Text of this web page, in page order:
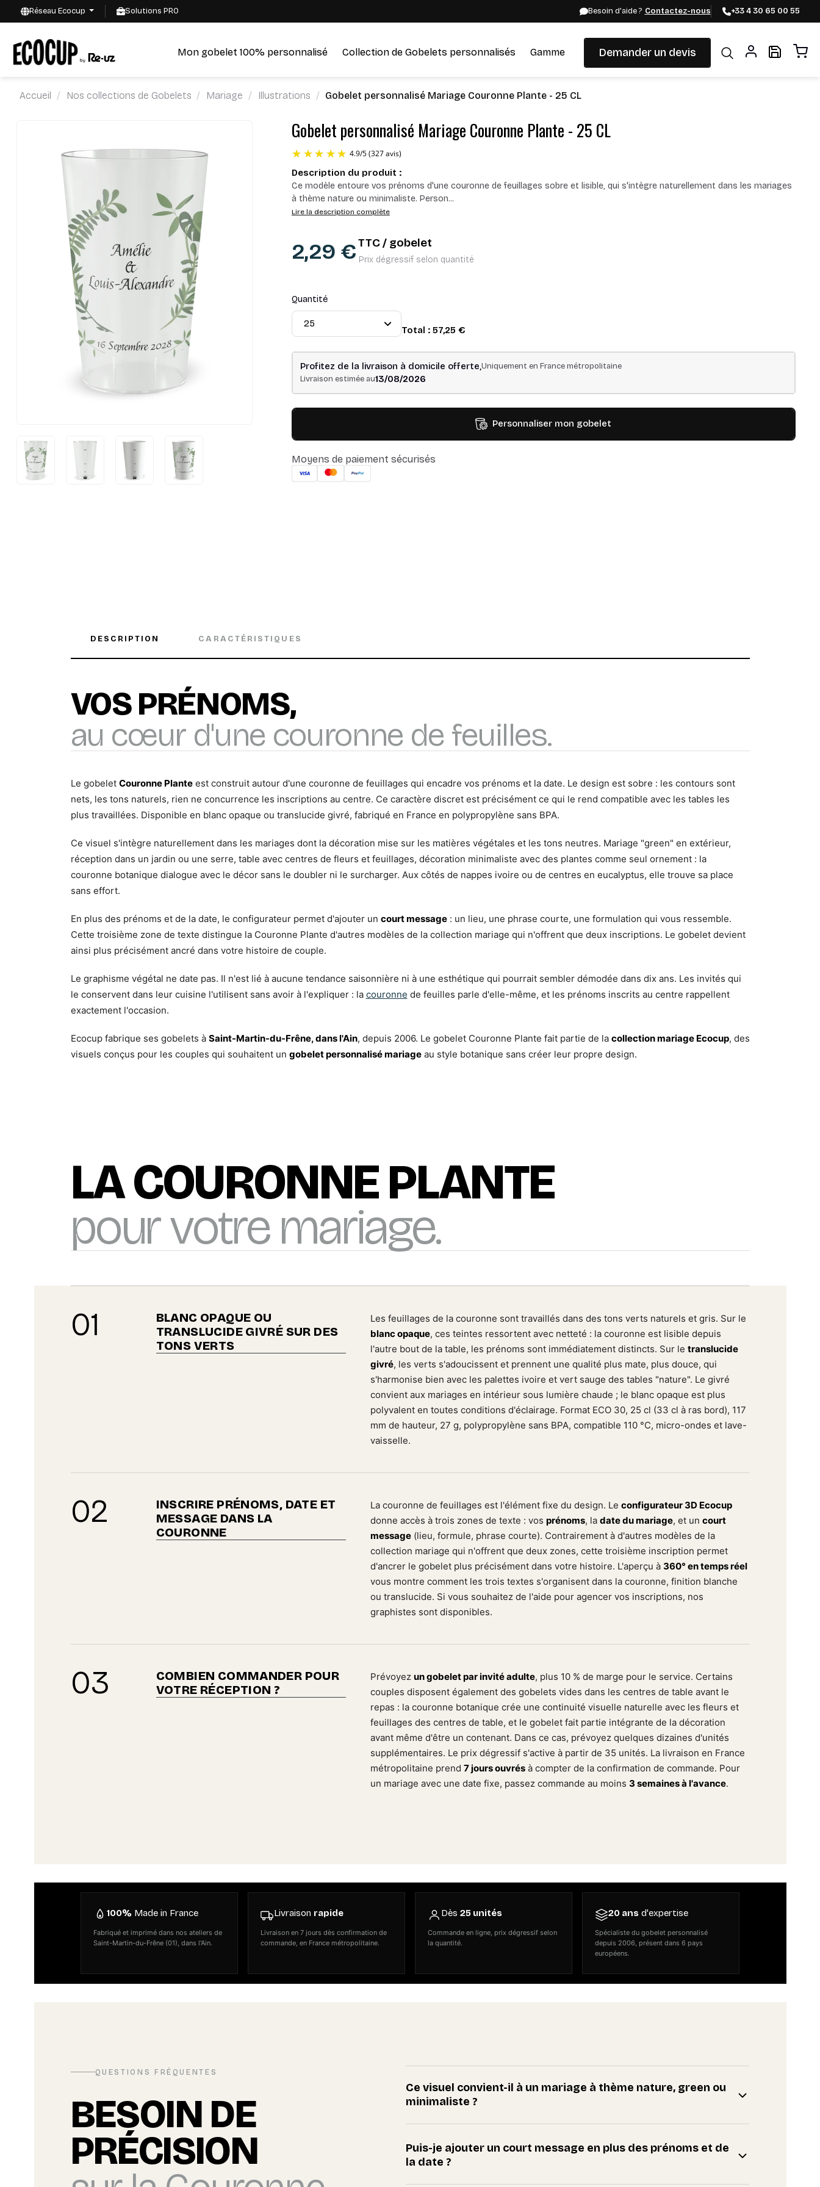
Réseau Ecocup Solutions PRO Besoin d'aide ? Contactez-nous +33 4 30 65 00 55
Mon gobelet 100% personnalisé Collection de Gobelets personnalisés Gamme Demander un devis
Accueil Nos collections de Gobelets Mariage Illustrations Gobelet personnalisé Mariage Couronne Plante - 25 CL
Gobelet personnalisé Mariage Couronne Plante - 25 CL
5
Description du produit :
Ce modèle entoure vos prénoms d'une couronne de feuillages sobre et lisible, qui s'intègre naturellement dans les mariages
à thème nature ou minimaliste. Person...
Lire la description complète
2,29 €TTC / gobelet
Prix dégressif selon quantité
Quantité
Total : 57,25 €
Profitez de la livraison à domicile offerte,Uniquement en France métropolitaine
Livraison estimée au13/08/2026
Personnaliser mon gobelet
Moyens de paiement sécurisés
DESCRIPTION CARACTÉRISTIQUES
VOS PRÉNOMS,
au cœur d'une couronne de feuilles.
Le gobelet Couronne Planteest construit autour d'une couronne de feuillages qui encadre vos prénoms et la date. Le design est sobre : les contours sont
nets, les tons naturels, rien ne concurrence les inscriptions au centre. Ce caractère discret est précisément ce qui le rend compatible avec les tables les
plus travaillées. Disponible en blanc opaque ou translucide givré, fabriqué en France en polypropylène sans BPA.
Ce visuel s'intègre naturellement dans les mariages dont la décoration mise sur les matières végétales et les tons neutres. Mariage "green" en extérieur,
réception dans un jardin ou une serre, table avec centres de fleurs et feuillages, décoration minimaliste avec des plantes comme seul ornement : la
couronne botanique dialogue avec le décor sans le doubler ni le surcharger. Aux côtés de nappes ivoire ou de centres en eucalyptus, elle trouve sa place
sans effort.
En plus des prénoms et de la date, le configurateur permet d'ajouter un court message: un lieu, une phrase courte, une formulation qui vous ressemble.
Cette troisième zone de texte distingue la Couronne Plante d'autres modèles de la collection mariage qui n'offrent que deux inscriptions. Le gobelet devient
ainsi plus précisément ancré dans votre histoire de couple.
Le graphisme végétal ne date pas. Il n'est lié à aucune tendance saisonnière ni à une esthétique qui pourrait sembler démodée dans dix ans. Les invités qui
le conservent dans leur cuisine l'utilisent sans avoir à l'expliquer : la couronne de feuilles parle d'elle-même, et les prénoms inscrits au centre rappellent
exactement l'occasion.
Ecocup fabrique ses gobelets à Saint-Martin-du-Frêne, dans l'Ain, depuis 2006. Le gobelet Couronne Plante fait partie de la collection mariage Ecocup, des
visuels conçus pour les couples qui souhaitent un gobelet personnalisé mariageau style botanique sans créer leur propre design.
LA COURONNE PLANTE
pour votre mariage.
01
BLANC OPAQUE OU
TRANSLUCIDE GIVRÉ SUR DES
TONS VERTS
Les feuillages de la couronne sont travaillés dans des tons verts naturels et gris. Sur le
blanc opaque, ces teintes ressortent avec netteté : la couronne est lisible depuis
l'autre bout de la table, les prénoms sont immédiatement distincts. Sur le translucide
givré, les verts s'adoucissent et prennent une qualité plus mate, plus douce, qui
s'harmonise bien avec les palettes ivoire et vert sauge des tables "nature". Le givré
convient aux mariages en intérieur sous lumière chaude ; le blanc opaque est plus
polyvalent en toutes conditions d'éclairage. Format ECO 30, 25 cl (33 cl à ras bord), 117
mm de hauteur, 27 g, polypropylène sans BPA, compatible 110 °C, micro-ondes et lave-
vaisselle.
02
INSCRIRE PRÉNOMS, DATE ET
MESSAGE DANS LA
COURONNE
La couronne de feuillages est l'élément fixe du design. Le configurateur 3D Ecocup
donne accès à trois zones de texte : vos prénoms, la date du mariage, et un court
message(lieu, formule, phrase courte). Contrairement à d'autres modèles de la
collection mariage qui n'offrent que deux zones, cette troisième inscription permet
d'ancrer le gobelet plus précisément dans votre histoire. L'aperçu à 360° en temps réel
vous montre comment les trois textes s'organisent dans la couronne, finition blanche
ou translucide. Si vous souhaitez de l'aide pour agencer vos inscriptions, nos
graphistes sont disponibles.
03
COMBIEN COMMANDER POUR
VOTRE RÉCEPTION ?
Prévoyez un gobelet par invité adulte, plus 10 % de marge pour le service. Certains
couples disposent également des gobelets vides dans les centres de table avant le
repas : la couronne botanique crée une continuité visuelle naturelle avec les fleurs et
feuillages des centres de table, et le gobelet fait partie intégrante de la décoration
avant même d'être un contenant. Dans ce cas, prévoyez quelques dizaines d'unités
supplémentaires. Le prix dégressif s'active à partir de 35 unités. La livraison en France
métropolitaine prend 7 jours ouvrésà compter de la confirmation de commande. Pour
un mariage avec une date fixe, passez commande au moins 3 semaines à l'avance.
100% Made in France
Fabriqué et imprimé dans nos ateliers de
Saint-Martin-du-Frêne (01), dans l'Ain.
Livraison rapide
Livraison en 7 jours dès confirmation de
commande, en France métropolitaine.
Dès 25 unités
Commande en ligne, prix dégressif selon
la quantité.
20 ans d'expertise
Spécialiste du gobelet personnalisé
depuis 2006, présent dans 6 pays
européens.
QUESTIONS FRÉQUENTES
BESOIN DE
PRÉCISION
Ce visuel convient-il à un mariage à thème nature, green ou
minimaliste ?
Puis-je ajouter un court message en plus des prénoms et de
la date ?